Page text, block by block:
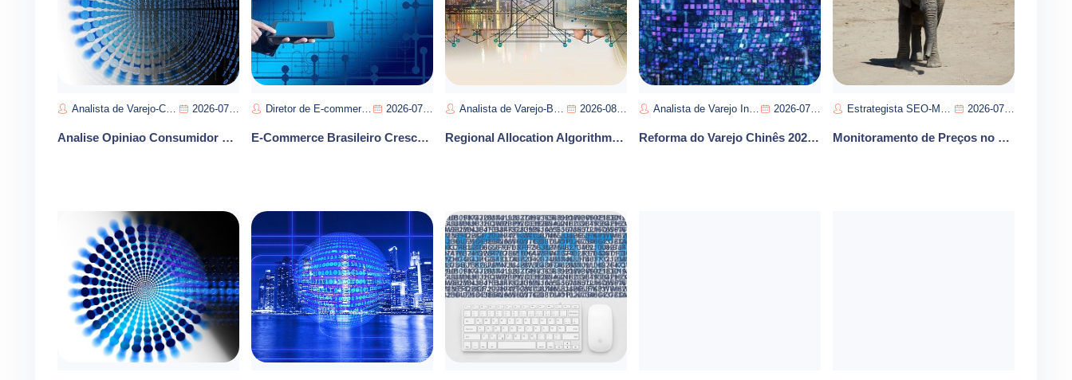
Analista de Varejo-Carlos Souza 2026-07-11
Analise Opiniao Consumidor E-commerce Reputacao Marca Vendas Brasil
Diretor de E-commerce-Manuel Pereira 2026-07-13
E-Commerce Brasileiro Cresce com Digitalizacao do Varejo e Novas Estrategias de Precificacao
Analista de Varejo-Bruna Silva 2026-08-08
Regional Allocation Algorithm: Logistics Brazil 2026
Analista de Varejo Instantâneo-Pedro Almeida 2026-07-21
Reforma do Varejo Chinês 2026 Mudanças no Comércio
Estrategista SEO-Manuel Pereira 2026-07-12
Monitoramento de Preços no Varejo Instantâneo Impulsiona Margens